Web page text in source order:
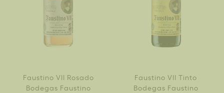
Faustino VII Rosado
Bodegas Faustino
Faustino VII Tinto
Bodegas Faustino